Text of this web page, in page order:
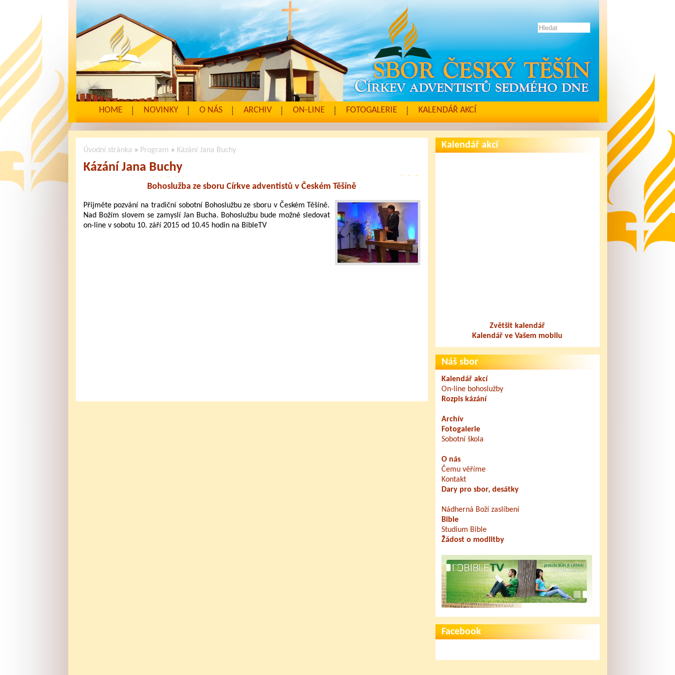
HOME NOVINKY O NÁS ARCHIV ON-LINE FOTOGALERIE KALENDÁŘ AKCÍ
Úvodní stránka » Program » Kázání Jana Buchy
Kázání Jana Buchy
Bohoslužba ze sboru Církve adventistů v Českém Těšíně
Přijměte pozvání na tradiční sobotní Bohoslužbu ze sboru v Českém Těšíně.
Nad Božím slovem se zamyslí Jan Bucha. Bohoslužbu bude možné sledovat
on-line v sobotu 10. září 2015 od 10.45 hodin na BibleTV
Kalendář akcí
Zvětšit kalendář
Kalendář ve Vašem mobilu
Náš sbor
Kalendář akcí
On-line bohoslužby
Rozpis kázání
Archív
Fotogalerie
Sobotní škola
O nás
Čemu věříme
Kontakt
Dary pro sbor, desátky
Nádherná Boží zaslíbení
Bible
Studium Bible
Žádost o modlitby
Facebook